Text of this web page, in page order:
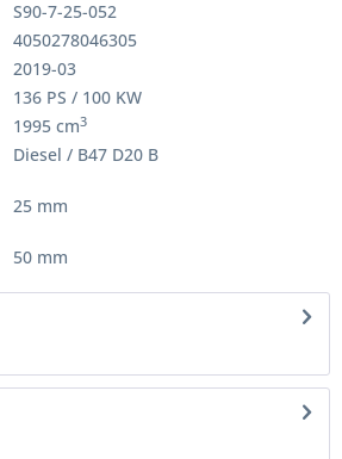
S90-7-25-052
4050278046305
2019-03
136 PS / 100 KW
1995 cm3
Diesel / B47 D20 B
25 mm
50 mm